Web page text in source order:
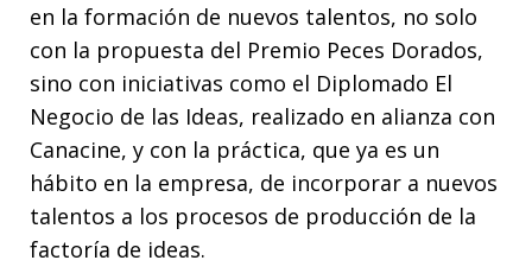
en la formación de nuevos talentos, no solo
con la propuesta del Premio Peces Dorados,
sino con iniciativas como el Diplomado El
Negocio de las Ideas, realizado en alianza con
Canacine, y con la práctica, que ya es un
hábito en la empresa, de incorporar a nuevos
talentos a los procesos de producción de la
factoría de ideas.